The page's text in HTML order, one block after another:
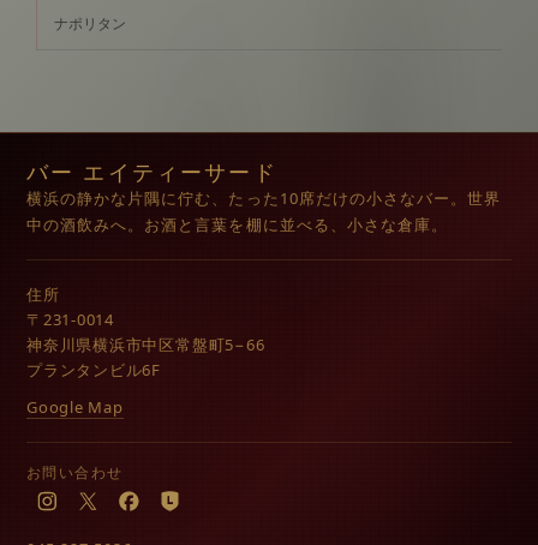
ナポリタン
バー エイティーサード
横浜の静かな片隅に佇む、たった10席だけの小さなバー。世界
中の酒飲みへ。お酒と言葉を棚に並べる、小さな倉庫。
住所
〒231-0014
神奈川県横浜市中区常盤町5−66
プランタンビル6F
Google Map
お問い合わせ
Instagram
X Facebook
LINE